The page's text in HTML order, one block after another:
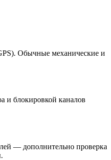
Обычные механические и
и блокировкой каналов
— дополнительно проверка